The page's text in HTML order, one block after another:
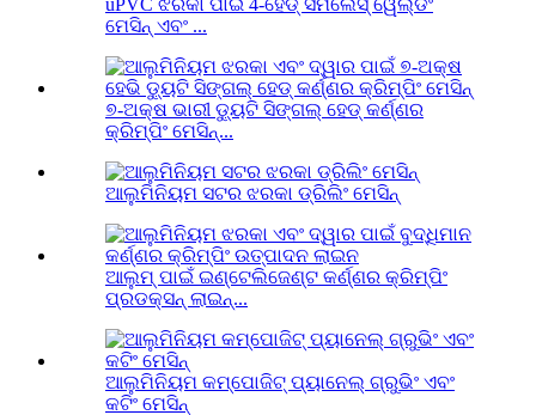
uPVC ଝରକା ପାଇଁ 4-ହେଡ୍ ସିମଲେସ୍ ୱେଲ୍ଡିଂ
ମେସିନ୍ ଏବଂ ...
୭-ଅକ୍ଷ ଭାରୀ ଡ୍ୟୁଟି ସିଙ୍ଗଲ୍ ହେଡ୍ କର୍ଣ୍ଣର
କ୍ରିମ୍ପିଂ ମେସିନ୍...
ଆଲୁମିନିୟମ ସଟର ଝରକା ଡ୍ରିଲିଂ ମେସିନ୍
ଆଲୁମ୍ ପାଇଁ ଇଣ୍ଟେଲିଜେଣ୍ଟ କର୍ଣ୍ଣର କ୍ରିମ୍ପିଂ
ପ୍ରଡକ୍ସନ୍ ଲାଇନ୍...
ଆଲୁମିନିୟମ କମ୍ପୋଜିଟ୍ ପ୍ୟାନେଲ୍ ଗ୍ରୁଭିଂ ଏବଂ
କଟିଂ ମେସିନ୍